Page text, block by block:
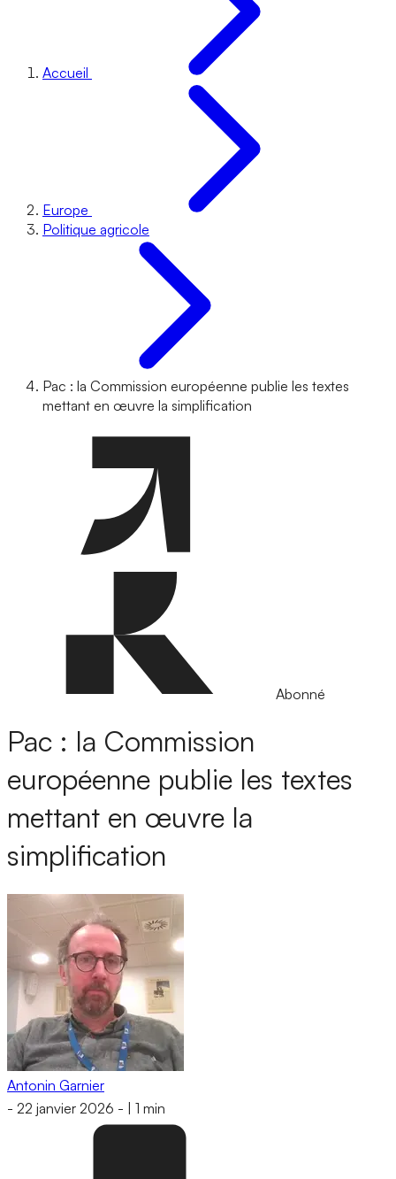
Accueil
Europe
Politique agricole
Pac : la Commission européenne publie les textes
mettant en œuvre la simplification
Abonné
Pac : la Commission
européenne publie les textes
mettant en œuvre la
simplification
Antonin Garnier
- 22 janvier 2026 - 1 min